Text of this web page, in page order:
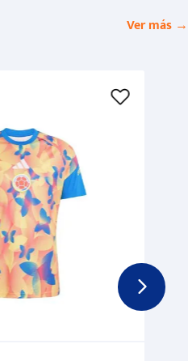
Ver más →